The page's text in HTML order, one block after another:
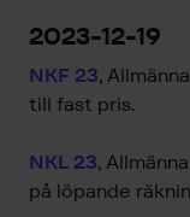
2023-12-19
NKF 23,
till fast pris.
NKL 23,
på löpande